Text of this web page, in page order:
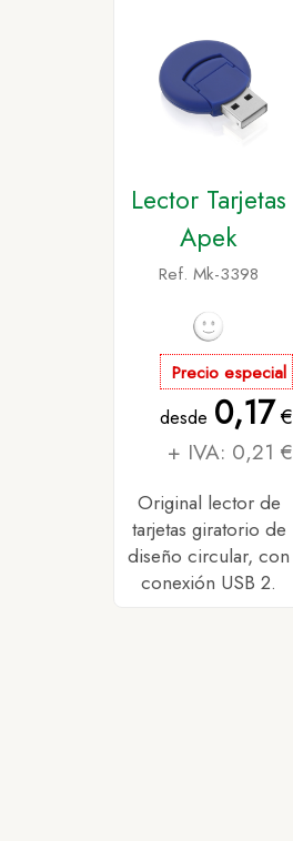
Lector Tarjetas
Apek
Ref. Mk-3398
Precio especial
desde 0,17 €
+ IVA: 0,21 €
Original lector de
tarjetas giratorio de
diseño circular, con
conexión USB 2.